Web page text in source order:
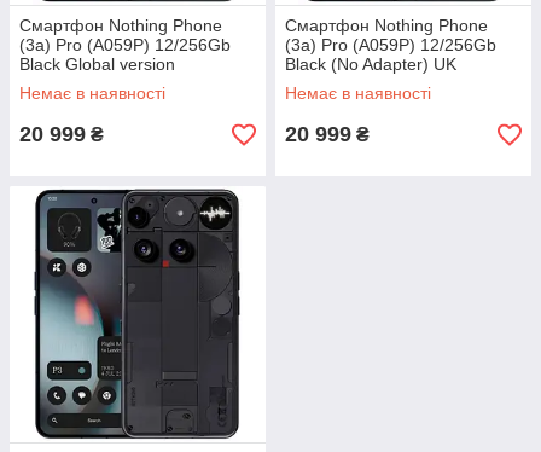
Смартфон Nothing Phone
(3a) Pro (A059P) 12/256Gb
Black Global version
Немає в наявності
20 999 ₴
Смартфон Nothing Phone
(3a) Pro (A059P) 12/256Gb
Black (No Adapter) UK
Немає в наявності
20 999 ₴